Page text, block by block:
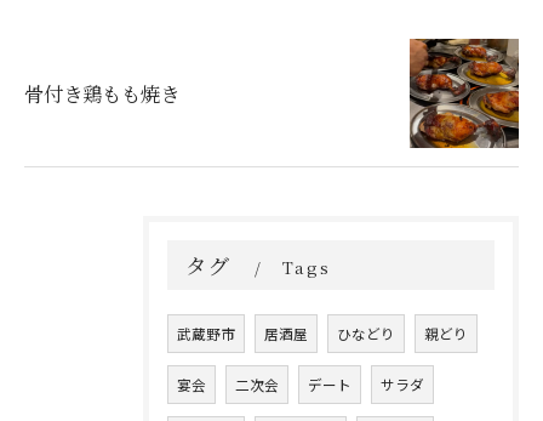
骨付き鶏もも焼き
タグ Tags
武蔵野市 居酒屋 ひなどり 親どり
宴会 二次会 デート サラダ